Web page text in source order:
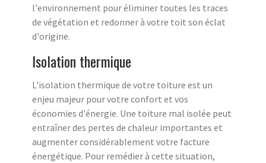
l'environnement pour éliminer toutes les traces
de végétation et redonner à votre toit son éclat
d'origine.
Isolation thermique
L'isolation thermique de votre toiture est un
enjeu majeur pour votre confort et vos
économies d'énergie. Une toiture mal isolée peut
entraîner des pertes de chaleur importantes et
augmenter considérablement votre facture
énergétique. Pour remédier à cette situation,